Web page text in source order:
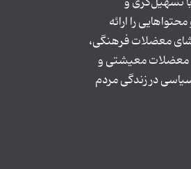
را ارائه
معضلات فرهنگی،
معضلات معیشتی و
در زندگی مردم